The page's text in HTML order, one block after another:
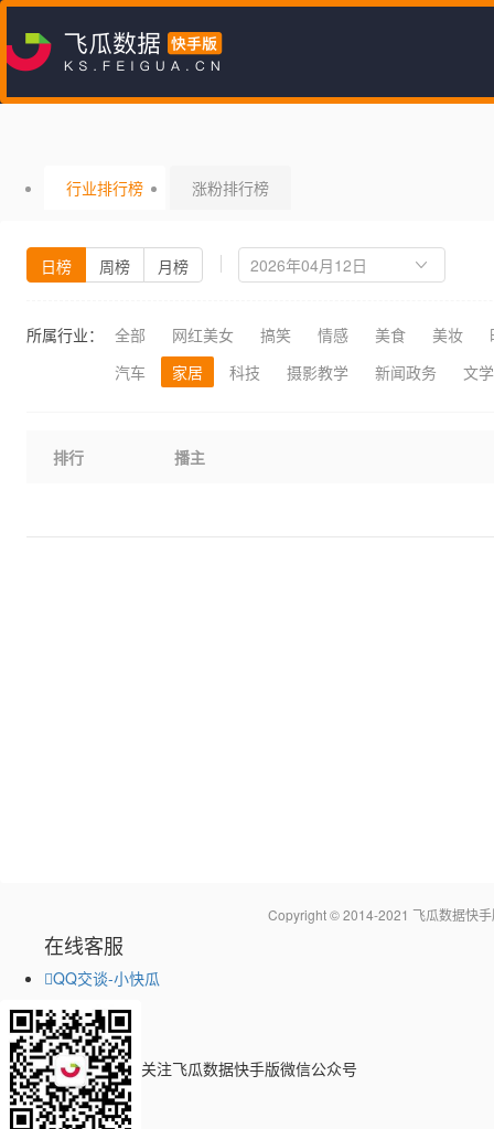
行业排行榜 涨粉排行榜
日榜 周榜 月榜
所属行业： 全部 网红美女 搞笑 情感 美食 美妆
汽车
家居 科技 摄影教学 新闻政务 文
排行 播主
Copyright © 2014-2021 飞瓜数据快
在线客服
QQ交谈-小快瓜
关注飞瓜数据快手版微信公众号